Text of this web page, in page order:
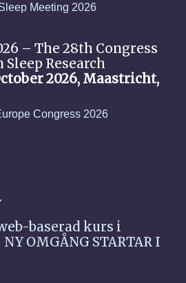
Meeting 2026
– The 28th Congress
Research
2026, Maastricht,
Congress 2026
baserad kurs i
OMGÅNG STARTAR I